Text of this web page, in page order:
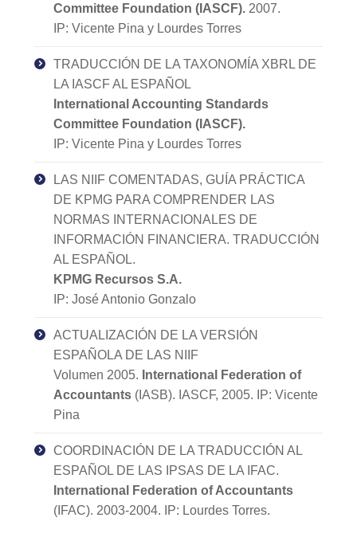
Committee Foundation (IASCF). 2007.
IP: Vicente Pina y Lourdes Torres
TRADUCCIÓN DE LA TAXONOMÍA XBRL DE
LA IASCF AL ESPAÑOL
International Accounting Standards
Committee Foundation (IASCF).
IP: Vicente Pina y Lourdes Torres
LAS NIIF COMENTADAS, GUÍA PRÁCTICA
DE KPMG PARA COMPRENDER LAS
NORMAS INTERNACIONALES DE
INFORMACIÓN FINANCIERA. TRADUCCIÓN
AL ESPAÑOL.
KPMG Recursos S.A.
IP: José Antonio Gonzalo
ACTUALIZACIÓN DE LA VERSIÓN
ESPAÑOLA DE LAS NIIF
Volumen 2005. International Federation of
Accountants (IASB). IASCF, 2005. IP: Vicente
Pina
COORDINACIÓN DE LA TRADUCCIÓN AL
ESPAÑOL DE LAS IPSAS DE LA IFAC.
International Federation of Accountants
(IFAC). 2003-2004. IP: Lourdes Torres.